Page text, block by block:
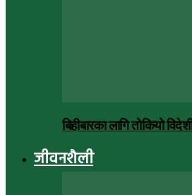
बिहीबारका लागि तोकियो
जीवनशैली